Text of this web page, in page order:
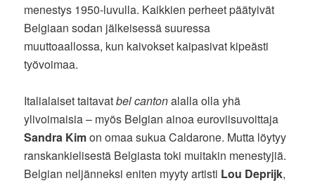
menestys 1950-luvulla. Kaikkien perheet päätyivät
Belgiaan sodan jälkeisessä suuressa
muuttoaallossa, kun kaivokset kaipasivat kipeästi
työvoimaa.
Italialaiset taitavatbel cantonalalla olla yhä
ylivoimaisia – myös Belgian ainoa euroviisuvoittaja
Sandra Kimon omaa sukua Caldarone. Mutta löytyy
ranskankielisestä Belgiasta toki muitakin menestyjiä.
Belgian neljänneksi eniten myyty artisti Lou Deprijk,